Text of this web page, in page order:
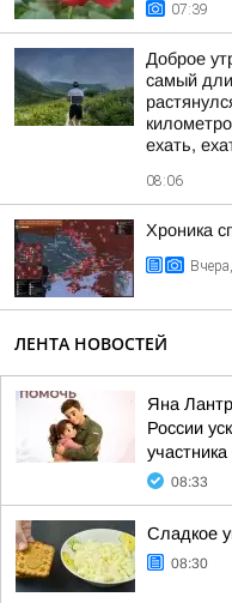
07:39
Доброе
самый
ехать,
08:06
Хроника
ЛЕНТА НОВОСТЕЙ
Яна
России
08:33
Сладкое
08:30